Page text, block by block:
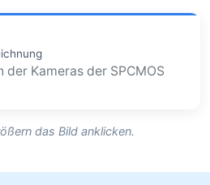
der Kameras der SPCMOS
das Bild anklicken.